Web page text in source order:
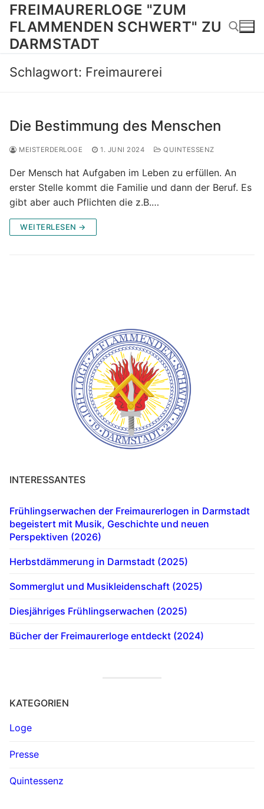
Zum
Inhalt
springen
FREIMAURERLOGE "ZUM
FLAMMENDEN SCHWERT" ZU
DARMSTADT
Suchen nach:
Schlagwort: Freimaurerei
Die Bestimmung des Menschen
MEISTERDERLOGE 1. JUNI 2024 QUINTESSENZ
Der Mensch hat Aufgaben im Leben zu erfüllen. An
erster Stelle kommt die Familie und dann der Beruf. Es
gibt aber auch Pflichten die z.B.…
WEITERLESEN →
INTERESSANTES
Frühlingserwachen der Freimaurerlogen in Darmstadt
begeistert mit Musik, Geschichte und neuen
Perspektiven (2026)
Herbstdämmerung in Darmstadt (2025)
Sommerglut und Musikleidenschaft (2025)
Diesjähriges Frühlingserwachen (2025)
Bücher der Freimaurerloge entdeckt (2024)
KATEGORIEN
Loge
Presse
Quintessenz